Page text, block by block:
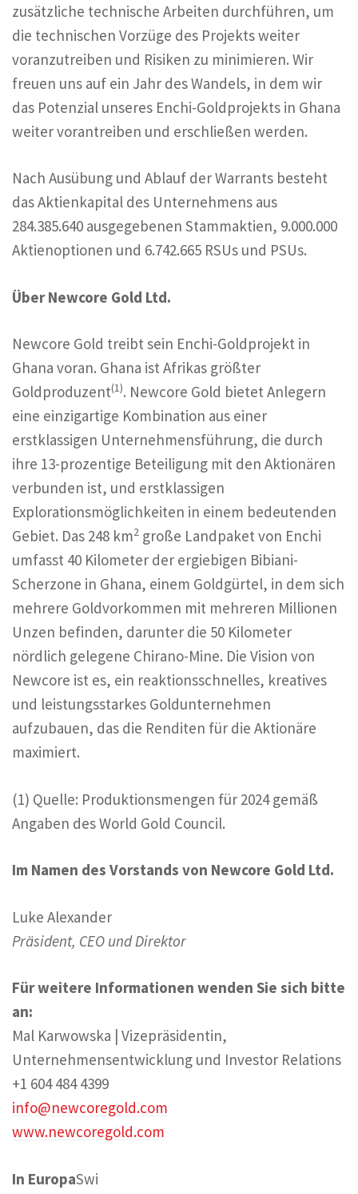
zusätzliche technische Arbeiten durchführen, um
die technischen Vorzüge des Projekts weiter
voranzutreiben und Risiken zu minimieren. Wir
freuen uns auf ein Jahr des Wandels, in dem wir
das Potenzial unseres Enchi-Goldprojekts in Ghana
weiter vorantreiben und erschließen werden.
Nach Ausübung und Ablauf der Warrants besteht
das Aktienkapital des Unternehmens aus
284.385.640 ausgegebenen Stammaktien, 9.000.000
Aktienoptionen und 6.742.665 RSUs und PSUs.
Über Newcore Gold Ltd.
Newcore Gold treibt sein Enchi-Goldprojekt in
Ghana voran. Ghana ist Afrikas größter
Goldproduzent(1). Newcore Gold bietet Anlegern
eine einzigartige Kombination aus einer
erstklassigen Unternehmensführung, die durch
ihre 13-prozentige Beteiligung mit den Aktionären
verbunden ist, und erstklassigen
Explorationsmöglichkeiten in einem bedeutenden
Gebiet. Das 248 km2 große Landpaket von Enchi
umfasst 40 Kilometer der ergiebigen Bibiani-
Scherzone in Ghana, einem Goldgürtel, in dem sich
mehrere Goldvorkommen mit mehreren Millionen
Unzen befinden, darunter die 50 Kilometer
nördlich gelegene Chirano-Mine. Die Vision von
Newcore ist es, ein reaktionsschnelles, kreatives
und leistungsstarkes Goldunternehmen
aufzubauen, das die Renditen für die Aktionäre
maximiert.
(1) Quelle: Produktionsmengen für 2024 gemäß
Angaben des World Gold Council.
Im Namen des Vorstands von Newcore Gold Ltd.
Luke Alexander
Präsident, CEO und Direktor
Für weitere Informationen wenden Sie sich bitte
an:
Mal Karwowska | Vizepräsidentin,
Unternehmensentwicklung und Investor Relations
+1 604 484 4399
info@newcoregold.com
www.newcoregold.com
In EuropaSwi